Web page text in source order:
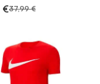
€37,99 €